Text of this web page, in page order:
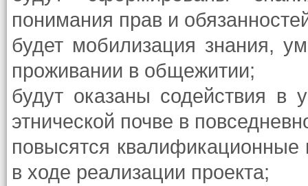
понимания прав и
будет мобилизация знания,
проживании в общежитии;
будут оказаны содействия в
этнической почве в
повысятся
в ходе реализации проекта;